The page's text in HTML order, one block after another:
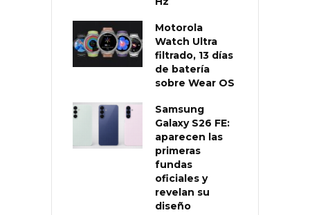
Motorola
Watch Ultra
filtrado, 13 días
de batería
sobre Wear OS
Samsung
Galaxy S26 FE:
aparecen las
primeras
fundas
oficiales y
revelan su
diseño